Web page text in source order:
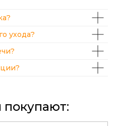
ухода?
покупают: